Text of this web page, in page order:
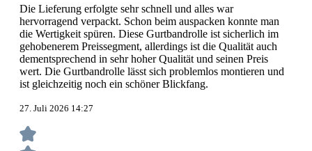
Die Lieferung erfolgte sehr schnell und alles war
hervorragend verpackt. Schon beim auspacken konnte man
die Wertigkeit spüren. Diese Gurtbandrolle ist sicherlich im
gehobenerem Preissegment, allerdings ist die Qualität auch
dementsprechend in sehr hoher Qualität und seinen Preis
wert. Die Gurtbandrolle lässt sich problemlos montieren und
ist gleichzeitig noch ein schöner Blickfang.
27. Juli 2026 14:27